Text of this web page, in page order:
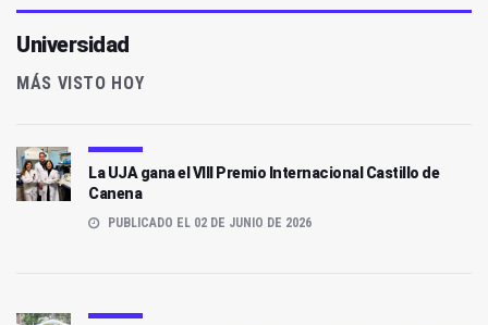
Universidad
MÁS VISTO HOY
La UJA gana el VIII Premio Internacional Castillo de
Canena
PUBLICADO EL 02 DE JUNIO DE 2026